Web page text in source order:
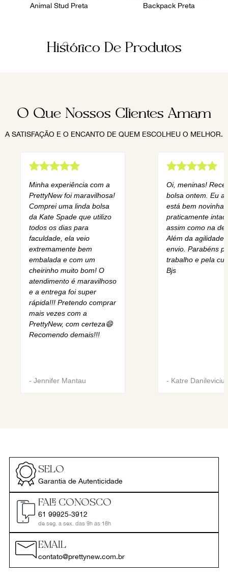
Animal Stud Preta
Backpack Preta
Histórico De Produtos
O Que Nossos Clientes Amam
A SATISFAÇÃO E O ENCANTO DE QUEM ESCOLHEU O MELHOR.
Minha experiência com a
PrettyNew foi maravilhosa!
Comprei uma linda bolsa
da Kate Spade que utilizo
todos os dias para
faculdade, ela veio
extremamente bem
embalada e com um
cheirinho muito bom! O
atendimento é maravilhoso
e a entrega foi super
rápida!!! Pretendo comprar
mais vezes com a
PrettyNew, com certeza😄
Recomendo demais!!!
- Jennifer Mantau
Oi, meninas!
bolsa ontem. Eu
está bem novinha,
praticamente
assim como na
Além da agilidade
envio. Parabéns
trabalho e pela
Bjs
- Katre Danilevicius
SELO
Garantia de Autenticidade
FALE CONOSCO
61 99925-3912
de seg. a sex. das 9h às 18h
EMAIL
contato@prettynew.com.br